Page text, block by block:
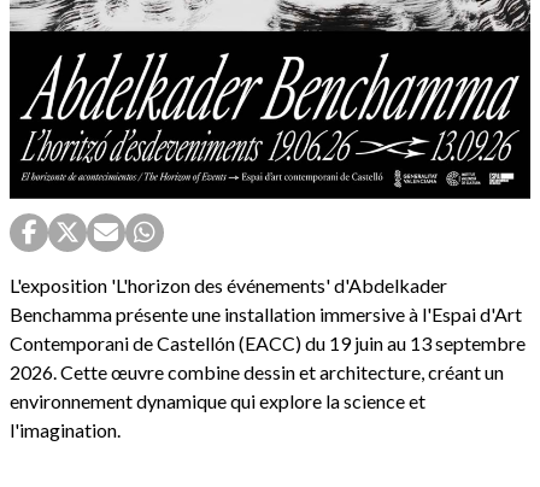
L'exposition 'L'horizon des événements' d'Abdelkader
Benchamma présente une installation immersive à l'Espai d'Art
Contemporani de Castellón (EACC) du 19 juin au 13 septembre
2026. Cette œuvre combine dessin et architecture, créant un
environnement dynamique qui explore la science et
l'imagination.